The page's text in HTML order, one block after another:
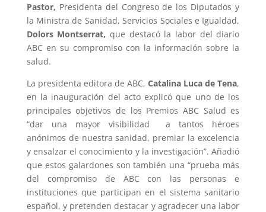
Pastor, Presidenta del Congreso de los Diputados y
la Ministra de Sanidad, Servicios Sociales e Igualdad,
Dolors Montserrat, que destacó la labor del diario
ABC en su compromiso con la información sobre la
salud.
La presidenta editora de ABC,Catalina Luca de Tena,
en la inauguración del acto explicó que uno de los
principales objetivos de los Premios ABC Salud es
“dar una mayor visibilidad a tantos héroes
anónimos de nuestra sanidad, premiar la excelencia
y ensalzar el conocimiento y la investigación”. Añadió
que estos galardones son también una “prueba más
del compromiso de ABC con las personas e
instituciones que participan en el sistema sanitario
español, y pretenden destacar y agradecer una labor